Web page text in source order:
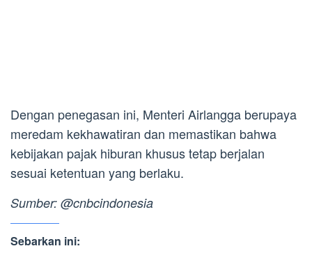
Dengan penegasan ini, Menteri Airlangga berupaya
meredam kekhawatiran dan memastikan bahwa
kebijakan pajak hiburan khusus tetap berjalan
sesuai ketentuan yang berlaku.
Sumber: @cnbcindonesia
Sebarkan ini: